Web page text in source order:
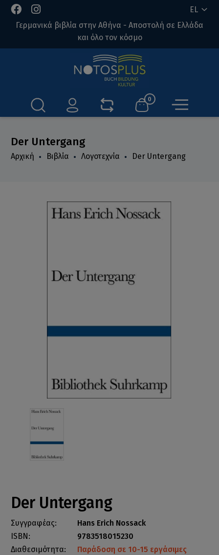
EL
Γερμανικά βιβλία στην Αθήνα - Αποστολή σε Ελλάδα
και όλο τον κόσμο
0
Der Untergang
Αρχική Βιβλία Λογοτεχνία Der Untergang
Der Untergang
Συγγραφέας:
Hans Erich Nossack
ISBN:
9783518015230
Διαθεσιμότητα:
Παράδοση σε 10-15 εργάσιμες